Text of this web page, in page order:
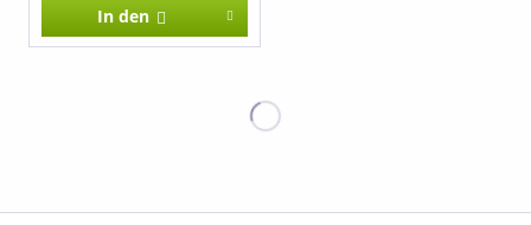
In den